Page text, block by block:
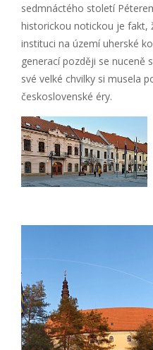
sedmnáctého století
historickou notickou je fakt,
instituci na území uherské
generací později se nuceně
své velké chvilky si musela
československé éry.